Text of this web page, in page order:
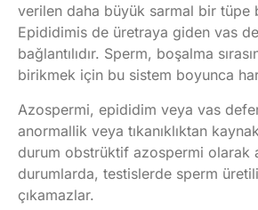
verilen daha büyük sarmal bir tüpe
Epididimis de üretraya giden vas
bağlantılıdır. Sperm, boşalma
birikmek için bu sistem boyunca
Azospermi, epididim veya vas
anormallik veya tıkanıklıktan
durum obstrüktif azospermi olarak
durumlarda, testislerde sperm
çıkamazlar.